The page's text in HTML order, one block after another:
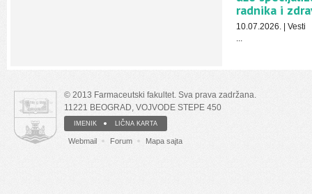
radnika i
10.07.2026.
Vesti
...
© 2013 Farmaceutski fakultet. Sva prava zadržana.
11221 BEOGRAD, VOJVODE STEPE 450
IMENIK LIČNA KARTA
Webmail Forum Mapa sajta